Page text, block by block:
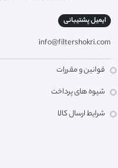
ایمیل پشتیبانی
info@filtershokri.com
قوانین و مقررات
شیوه های پرداخت
شرایط ارسال کالا